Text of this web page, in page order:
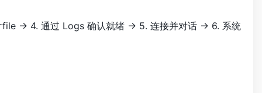
→ 4. 通过 Logs 确认就绪 → 5. 连接并对话 → 6. 系统